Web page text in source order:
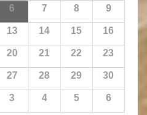
6 7 8 9
13 14 15 16
20 21 22 23
27 28 29 30
3 4 5 6